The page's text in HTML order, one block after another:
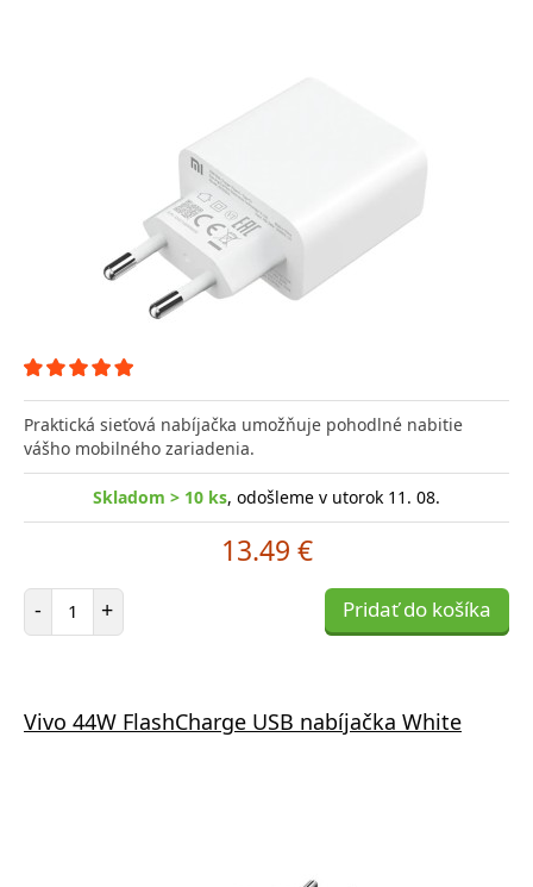
Praktická sieťová nabíjačka umožňuje pohodlné nabitie
vášho mobilného zariadenia.
Skladom > 10 ks, odošleme v utorok 11. 08.
13.49 €
- Počet položiek
+ Pridať do košíka
Vivo 44W FlashCharge USB nabíjačka White